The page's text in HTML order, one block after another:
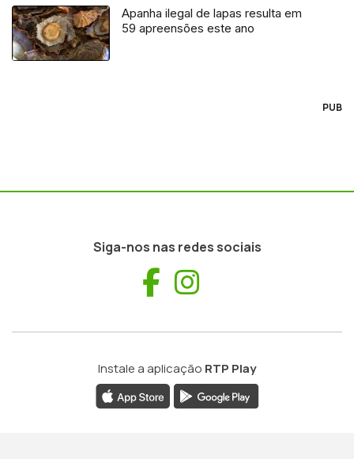
Apanha ilegal de lapas resulta em
59 apreensões este ano
PUB
Siga-nos nas redes sociais
Facebook
Instale a aplicação RTP Play